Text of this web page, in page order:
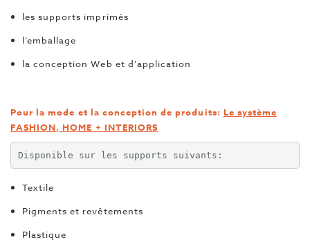
les supports imprimés
l’emballage
la conception Web et d’application
Pour la mode et la conception de produits: Le système
FASHION, HOME + INTERIORS
Disponible sur les supports suivants:
Textile
Pigments et revêtements
Plastique